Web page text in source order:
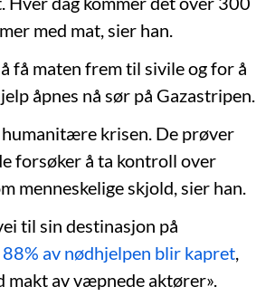
med mat, sier han.
få maten frem til sivile og for å
åpnes nå sør på Gazastripen.
humanitære krisen. De prøver
forsøker å ta kontroll over
menneskelige skjold, sier han.
til sin destinasjon på
88% av nødhjelpen blir kapret,
makt av væpnede aktører».